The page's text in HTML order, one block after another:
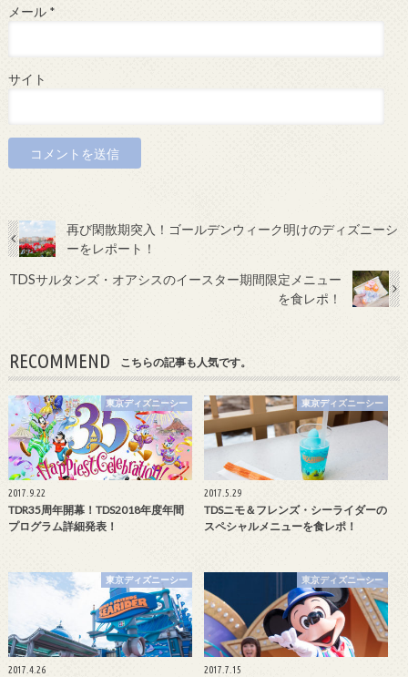
メール *
サイト
再び閑散期突入！ゴールデンウィーク明けのディズニーシ
ーをレポート！
TDSサルタンズ・オアシスのイースター期間限定メニュー
を食レポ！
RECOMMEND こちらの記事も人気です。
東京ディズニーシー
2017.9.22
TDR35周年開幕！TDS2018年度年間
プログラム詳細発表！
東京ディズニーシー
2017.5.29
TDSニモ＆フレンズ・シーライダーの
スペシャルメニューを食レポ！
東京ディズニーシー
2017.4.26
東京ディズニーシー
2017.7.15